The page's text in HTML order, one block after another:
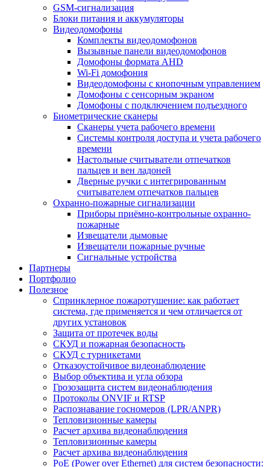
GSM-сигнализация
Блоки питания и аккумуляторы
Видеодомофоны
Комплекты видеодомофонов
Вызывные панели видеодомофонов
Домофоны формата AHD
Wi-Fi домофония
Видеодомофоны с кнопочным управлением
Домофоны с сенсорным экраном
Домофоны с подключением подъездного
Биометрические сканеры
Сканеры учета рабочего времени
Системы контроля доступа и учета рабочего
времени
Настольные считыватели отпечатков
пальцев и вен ладоней
Дверные ручки с интегрированным
считывателем отпечатков пальцев
Охранно-пожарные сигнализации
Приборы приёмно-контрольные охранно-
пожарные
Извещатели дымовые
Извещатели пожарные ручные
Сигнальные устройства
Партнеры
Портфолио
Полезное
Спринклерное пожаротушение: как работает
система, где применяется и чем отличается от
других установок
Защита от протечек воды
СКУД и пожарная безопасность
СКУД с турникетами
Отказоустойчивое видеонаблюдение
Выбор объектива и угла обзора
Грозозащита систем видеонаблюдения
Протоколы ONVIF и RTSP
Распознавание госномеров (LPR/ANPR)
Тепловизионные камеры
Расчет архива видеонаблюдения
Тепловизионные камеры
Расчет архива видеонаблюдения
PoE (Power over Ethernet) для систем безопасности: